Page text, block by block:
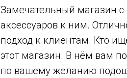
Замечательный магазин
аксессуаров к ним.
подход к клиентам. Кто
этот магазин. В нём вам
по вашему желанию